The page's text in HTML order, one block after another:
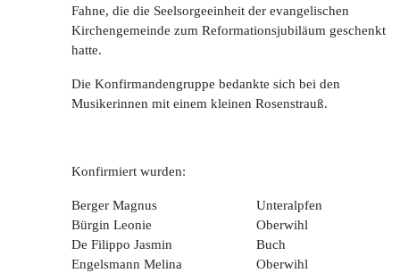
Fahne, die die Seelsorgeeinheit der evangelischen
Kirchengemeinde zum Reformationsjubiläum geschenkt
hatte.
Die Konfirmandengruppe bedankte sich bei den
Musikerinnen mit einem kleinen Rosenstrauß.
Konfirmiert wurden:
Berger Magnus
Unteralpfen
Bürgin Leonie
Oberwihl
De Filippo Jasmin
Buch
Engelsmann Melina
Oberwihl